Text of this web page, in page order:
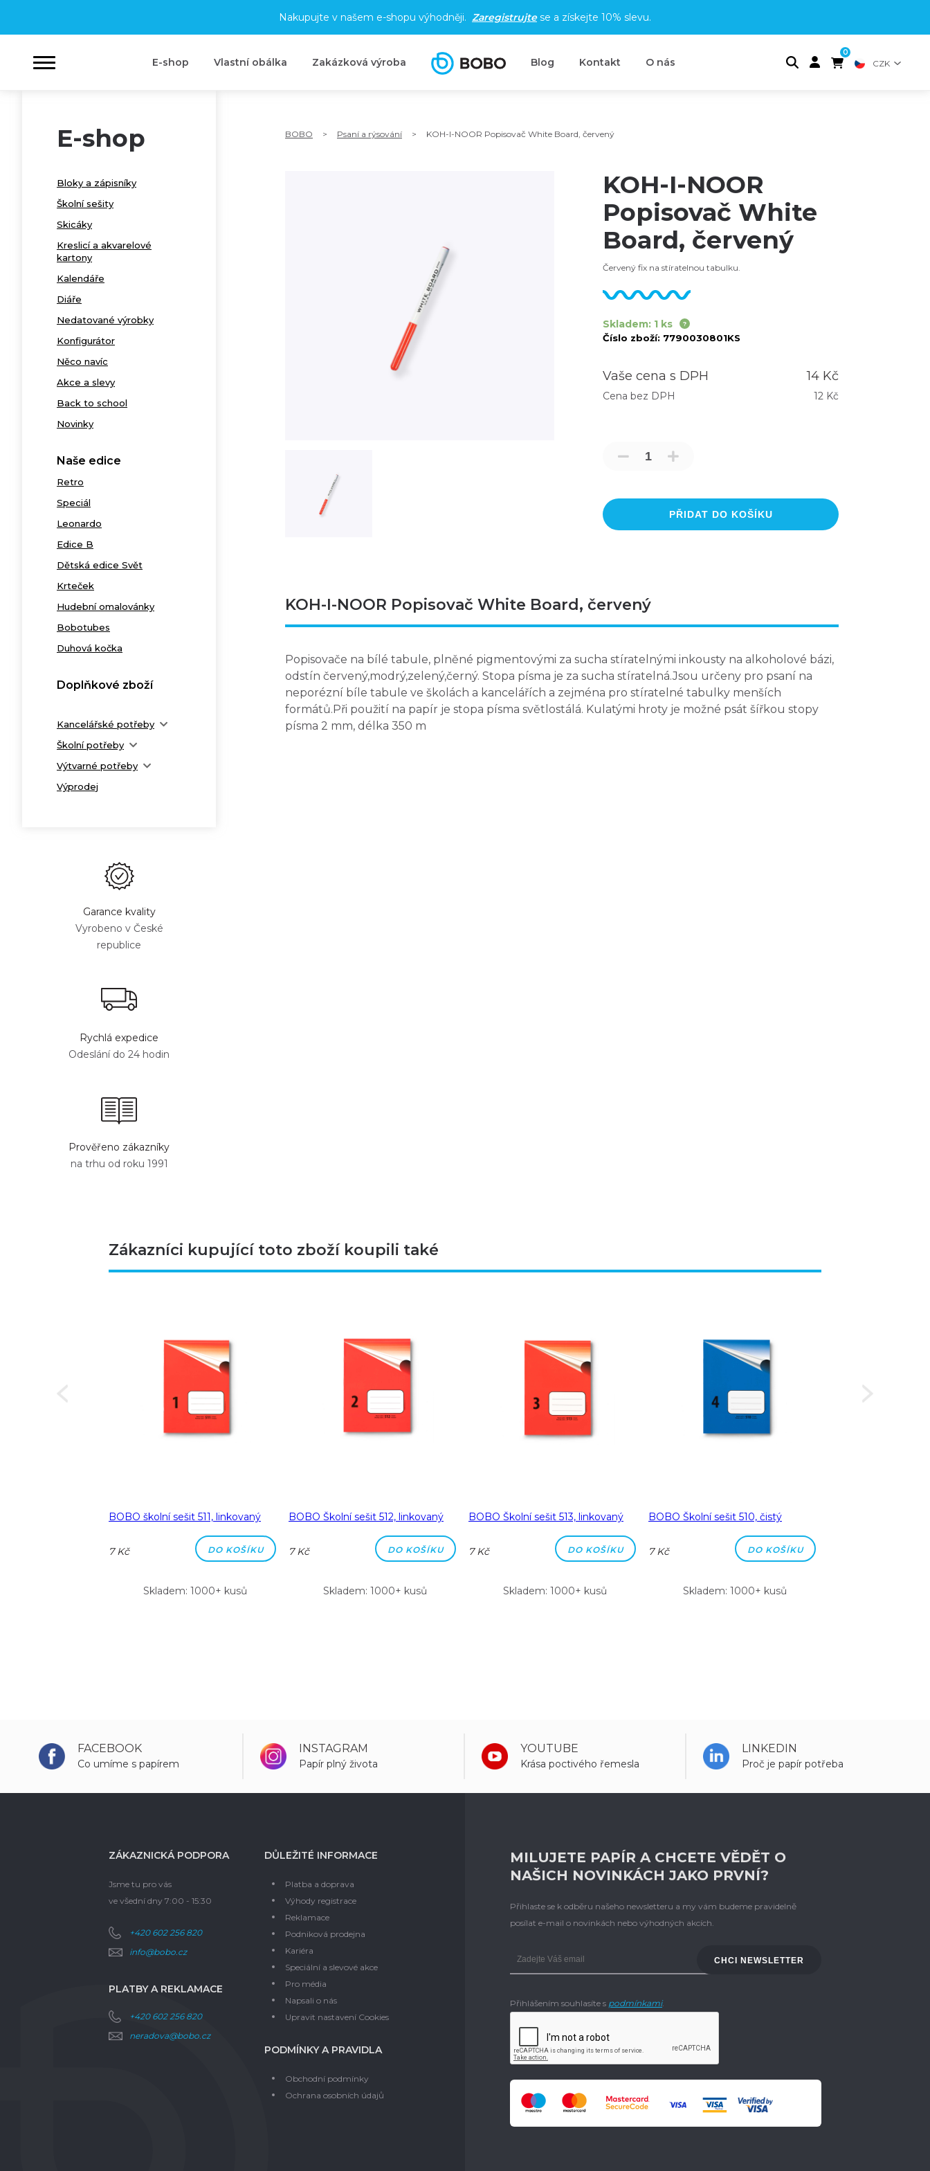
Nakupujte v našem e-shopu výhodněji. Zaregistrujtese a získejte 10% slevu.
E-shop Vlastní obálka Zakázková výroba Blog Kontakt O nás
0
CZK
E-shop
Bloky a zápisníky
Školní sešity
Skicáky
Kreslicí a akvarelové
kartony
Kalendáře
Diáře
Nedatované výrobky
Konfigurátor
Něco navíc
Akce a slevy
Back to school
Novinky
Naše edice
Retro
Speciál
Leonardo
Edice B
Dětská edice Svět
Krteček
Hudební omalovánky
Bobotubes
Duhová kočka
Doplňkové zboží
Kancelářské potřeby
Školní potřeby
Výtvarné potřeby
Výprodej
Garance kvality
Vyrobeno v České
republice
Rychlá expedice
Odeslání do 24 hodin
Prověřeno zákazníky
na trhu od roku 1991
BOBO > Psaní a rýsování > KOH-I-NOOR Popisovač White Board, červený
KOH-I-NOOR
Popisovač White
Board, červený
Červený fix na stíratelnou tabulku.
Skladem: 1 ks
Číslo zboží: 7790030801KS
Vaše cena s DPH 14 Kč
Cena bez DPH 12 Kč
PŘIDAT DO KOŠÍKU
KOH-I-NOOR Popisovač White Board, červený
Popisovače na bílé tabule, plněné pigmentovými za sucha stíratelnými inkousty na alkoholové bázi,
odstín červený,modrý,zelený,černý. Stopa písma je za sucha stíratelná.Jsou určeny pro psaní na
neporézní bíle tabule ve školách a kancelářích a zejména pro stíratelné tabulky menších
formátů.Při použití na papír je stopa písma světlostálá. Kulatými hroty je možné psát šířkou stopy
písma 2 mm, délka 350 m
Zákazníci kupující toto zboží koupili také
BOBO školní sešit 511, linkovaný
7 Kč DO KOŠÍKU
Skladem: 1000+ kusů
BOBO Školní sešit 512, linkovaný
7 Kč DO KOŠÍKU
Skladem: 1000+ kusů
BOBO Školní sešit 513, linkovaný
7 Kč DO KOŠÍKU
Skladem: 1000+ kusů
BOBO Školní sešit 510, čistý
7 Kč DO KOŠÍKU
Skladem: 1000+ kusů
Next
FACEBOOK
Co umíme s papírem
INSTAGRAM
Papír plný života
YOUTUBE
Krása poctivého řemesla
LINKEDIN
Proč je papír potřeba
ZÁKAZNICKÁ PODPORA
Jsme tu pro vás
ve všední dny 7:00 - 15:30
+420 602 256 820
info@bobo.cz
PLATBY A REKLAMACE
+420 602 256 820
neradova@bobo.cz
DŮLEŽITÉ INFORMACE
Platba a doprava
Výhody registrace
Reklamace
Podniková prodejna
Kariéra
Speciální a slevové akce
Pro média
Napsali o nás
Upravit nastavení Cookies
PODMÍNKY A PRAVIDLA
Obchodní podmínky
Ochrana osobních údajů
MILUJETE PAPÍR A CHCETE VĚDĚT O
NAŠICH NOVINKÁCH JAKO PRVNÍ?
Přihlaste se k odběru našeho newsletteru a my vám budeme pravidelně
posílat e-mail o novinkách nebo výhodných akcích.
CHCI NEWSLETTER
Přihlášením souhlasíte s podmínkami.